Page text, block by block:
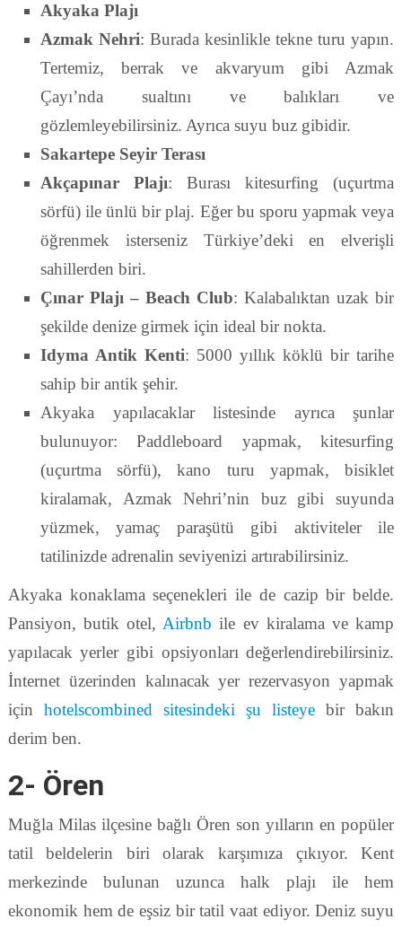
Akyaka Plajı
Azmak Nehri: Burada kesinlikle tekne turu yapın.
Tertemiz, berrak ve akvaryum gibi Azmak
Çayı’nda sualtını ve balıkları ve
gözlemleyebilirsiniz. Ayrıca suyu buz gibidir.
Sakartepe Seyir Terası
Akçapınar Plajı: Burası kitesurfing (uçurtma
sörfü) ile ünlü bir plaj. Eğer bu sporu yapmak veya
öğrenmek isterseniz Türkiye’deki en elverişli
sahillerden biri.
Çınar Plajı – Beach Club: Kalabalıktan uzak bir
şekilde denize girmek için ideal bir nokta.
Idyma Antik Kenti: 5000 yıllık köklü bir tarihe
sahip bir antik şehir.
Akyaka yapılacaklar listesinde ayrıca şunlar
bulunuyor: Paddleboard yapmak, kitesurfing
(uçurtma sörfü), kano turu yapmak, bisiklet
kiralamak, Azmak Nehri’nin buz gibi suyunda
yüzmek, yamaç paraşütü gibi aktiviteler ile
tatilinizde adrenalin seviyenizi artırabilirsiniz.
Akyaka konaklama seçenekleri ile de cazip bir belde.
Pansiyon, butik otel, Airbnb ile ev kiralama ve kamp
yapılacak yerler gibi opsiyonları değerlendirebilirsiniz.
İnternet üzerinden kalınacak yer rezervasyon yapmak
için hotelscombined sitesindeki şu listeye bir bakın
derim ben.
2- Ören
Muğla Milas ilçesine bağlı Ören son yılların en popüler
tatil beldelerin biri olarak karşımıza çıkıyor. Kent
merkezinde bulunan uzunca halk plajı ile hem
ekonomik hem de eşsiz bir tatil vaat ediyor. Deniz suyu